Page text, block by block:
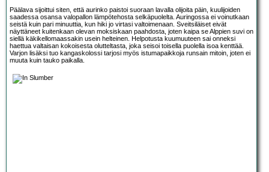
Päälava sijoittui siten, että aurinko paistoi suoraan lavalla olijoita päin, kuulijoiden
saadessa osansa valopallon lämpötehosta selkäpuolelta. Auringossa ei voinutkaan
seistä kuin pari minuuttia, kun hiki jo virtasi valtoimenaan. Sveitsiläiset eivät
näyttäneet kuitenkaan olevan moksiskaan paahdosta, joten kaipa se Alppien suvi on
siellä käkikellomaassakin usein helteinen. Helpotusta kuumuuteen sai onneksi
haettua valtaisan kokoisesta olutteltasta, joka seisoi toisella puolella isoa kenttää.
Varjon lisäksi tuo kangaskolossi tarjosi myös istumapaikkoja runsain mitoin, joten ei
muuta kuin tauko paikalla.